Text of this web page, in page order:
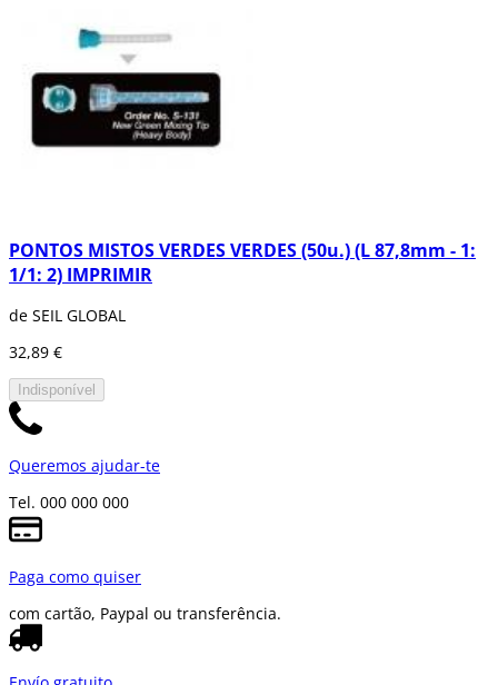
PONTOS MISTOS VERDES VERDES (50u.) (L 87,8mm - 1:
1/1: 2) IMPRIMIR
de SEIL GLOBAL
32,89 €
Indisponível
Queremos ajudar-te
Tel. 000 000 000
Paga como quiser
com cartão, Paypal ou transferência.